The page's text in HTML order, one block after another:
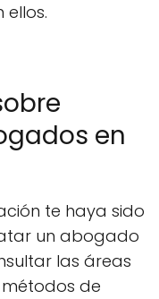
en
te haya sido
un abogado
las áreas
de